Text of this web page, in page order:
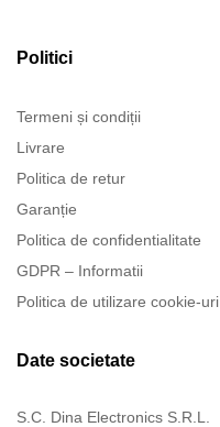
Politici
Termeni și condiții
Livrare
Politica de retur
Garanție
Politica de confidentialitate
GDPR – Informatii
Politica de utilizare cookie-uri
Date societate
S.C. Dina Electronics S.R.L.